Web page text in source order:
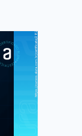
LAS
de
cabeçalho